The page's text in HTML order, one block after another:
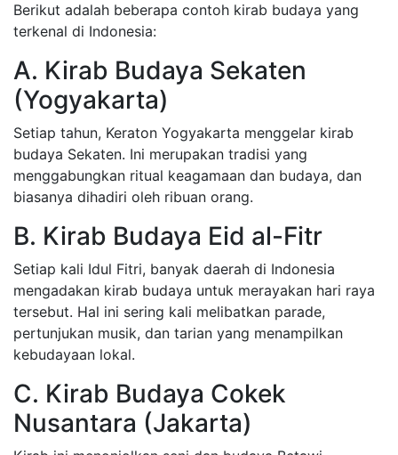
Berikut adalah beberapa contoh kirab budaya yang
terkenal di Indonesia:
A. Kirab Budaya Sekaten
(Yogyakarta)
Setiap tahun, Keraton Yogyakarta menggelar kirab
budaya Sekaten. Ini merupakan tradisi yang
menggabungkan ritual keagamaan dan budaya, dan
biasanya dihadiri oleh ribuan orang.
B. Kirab Budaya Eid al-Fitr
Setiap kali Idul Fitri, banyak daerah di Indonesia
mengadakan kirab budaya untuk merayakan hari raya
tersebut. Hal ini sering kali melibatkan parade,
pertunjukan musik, dan tarian yang menampilkan
kebudayaan lokal.
C. Kirab Budaya Cokek
Nusantara (Jakarta)